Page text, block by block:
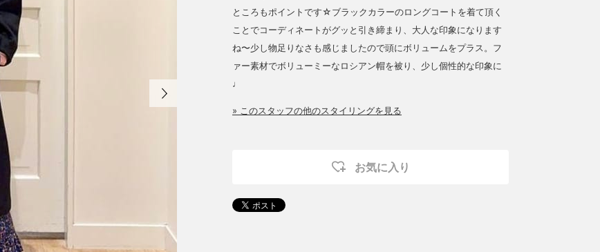
ところもポイントです☆ブラックカラーのロングコートを着て頂く
ことでコーディネートがグッと引き締まり、大人な印象になります
ね〜少し物足りなさも感じましたので頭にボリュームをプラス。フ
ァー素材でボリューミーなロシアン帽を被り、少し個性的な印象に
♩
» このスタッフの他のスタイリングを見る
お気に入り